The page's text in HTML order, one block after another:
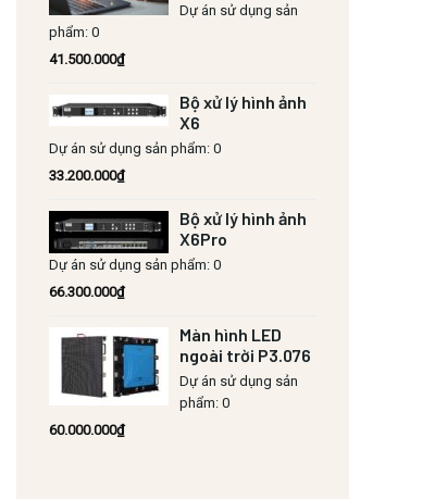
Dự án sử dụng sản
phẩm: 0
41.500.000₫
Bộ xử lý hình ảnh
X6
Dự án sử dụng sản phẩm: 0
33.200.000₫
Bộ xử lý hình ảnh
X6Pro
Dự án sử dụng sản phẩm: 0
66.300.000₫
Màn hình LED
ngoài trời P3.076
Dự án sử dụng sản
phẩm: 0
60.000.000₫